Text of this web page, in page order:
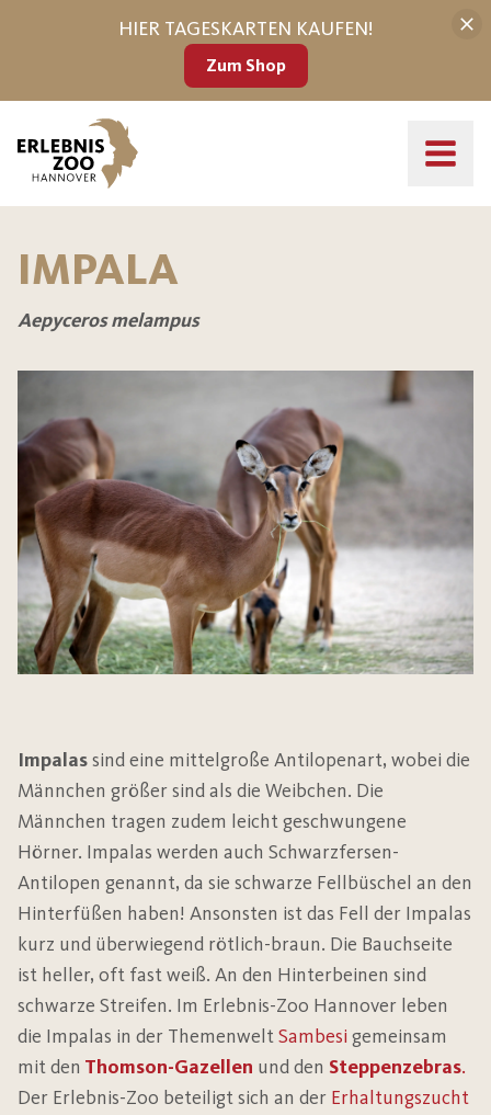
HIER TAGESKARTEN KAUFEN!
Zum Shop
IMPALA
Aepyceros melampus
Impalassind eine mittelgroße Antilopenart, wobei die
Männchen größer sind als die Weibchen. Die
Männchen tragen zudem leicht geschwungene
Hörner. Impalas werden auch Schwarzfersen-
Antilopen genannt, da sie schwarze Fellbüschel an den
Hinterfüßen haben! Ansonsten ist das Fell der Impalas
kurz und überwiegend rötlich-braun. Die Bauchseite
ist heller, oft fast weiß. An den Hinterbeinen sind
schwarze Streifen. Im Erlebnis-Zoo Hannover leben
die Impalas in der ThemenweltSambesi gemeinsam
mit den Thomson-Gazellen und den Steppenzebras.
Der Erlebnis-Zoo beteiligt sich an der Erhaltungszucht